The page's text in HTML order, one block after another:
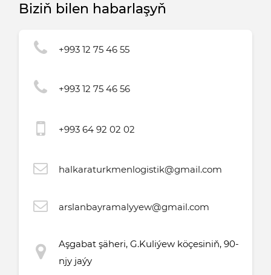
Biziň bilen habarlaşyň
+993 12 75 46 55
+993 12 75 46 56
+993 64 92 02 02
halkaraturkmenlogistik@gmail.com
arslanbayramalyyew@gmail.com
Aşgabat şäheri, G.Kuliýew köçesiniň, 90-
njy jaýy